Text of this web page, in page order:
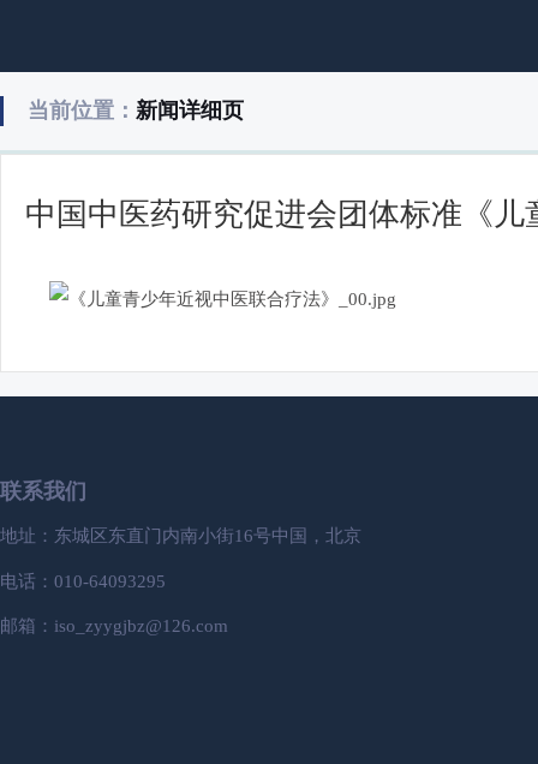
当前位置： 新闻详细页
中国中医药研究促进会团体标准《
联系我们
地址：东城区东直门内南小街16号中国，北京
电话：010-64093295
邮箱：iso_zyygjbz@126.com